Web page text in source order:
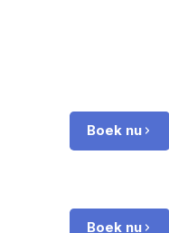
Boek nu
Boek nu